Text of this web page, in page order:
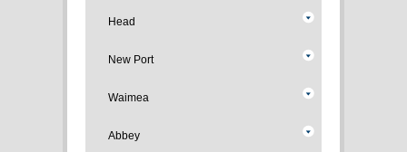
Head
New Port
Waimea
Abbey